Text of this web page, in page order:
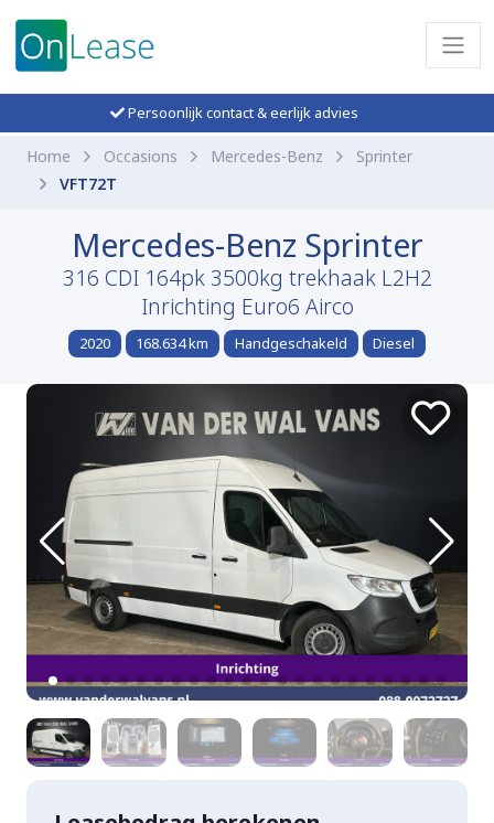
Persoonlijk contact & eerlijk advies
Home Occasions Mercedes-Benz
Sprinter
VFT72T
Mercedes-Benz Sprinter
316 CDI 164pk 3500kg trekhaak L2H2
Inrichting Euro6 Airco
2020 168.634 km Handgeschakeld Diesel